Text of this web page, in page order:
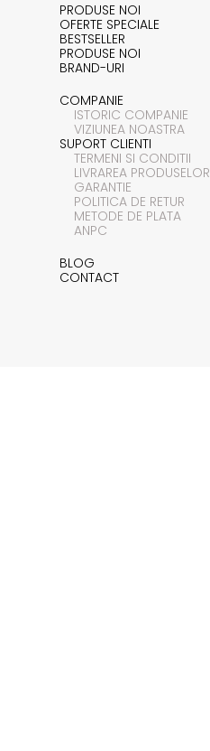
PRODUSE NOI
OFERTE SPECIALE
BESTSELLER
PRODUSE NOI
BRAND-URI
COMPANIE
ISTORIC COMPANIE
VIZIUNEA NOASTRA
SUPORT CLIENTI
TERMENI SI CONDITII
LIVRAREA PRODUSELOR
GARANTIE
POLITICA DE RETUR
METODE DE PLATA
ANPC
BLOG
CONTACT